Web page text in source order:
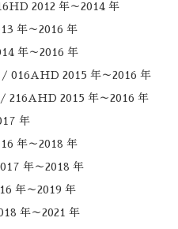
2012 年～2014 年
年～2016 年
年～2016 年
2015 年～2016 年
2015 年～2016 年
年
年～2018 年
年～2018 年
年～2019 年
年～2021 年